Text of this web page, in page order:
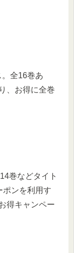
全16巻あ
、お得に全巻
巻などタイト
ポンを利用す
得キャンペー